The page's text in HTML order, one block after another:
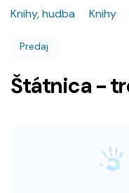
Knihy, hudba Knihy
Predaj
Štátnica -